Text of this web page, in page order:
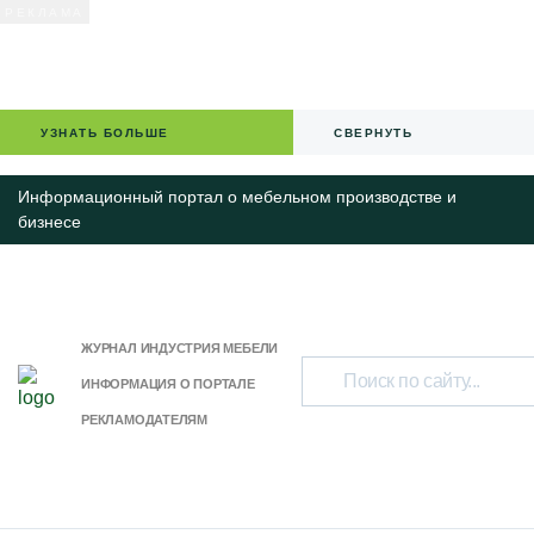
УЗНАТЬ БОЛЬШЕ СВЕРНУТЬ
Информационный портал о мебельном производстве и
бизнесе
ЖУРНАЛ ИНДУСТРИЯ МЕБЕЛИ
ИНФОРМАЦИЯ О ПОРТАЛЕ
РЕКЛАМОДАТЕЛЯМ